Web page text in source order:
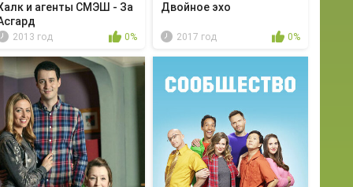
и агенты СМЭШ - За
2013 год 0%
Двойное эхо
2017 год 0%